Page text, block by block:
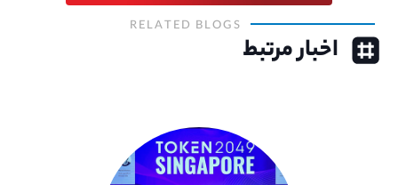
RELATED BLOGS
اخبار مرتبط